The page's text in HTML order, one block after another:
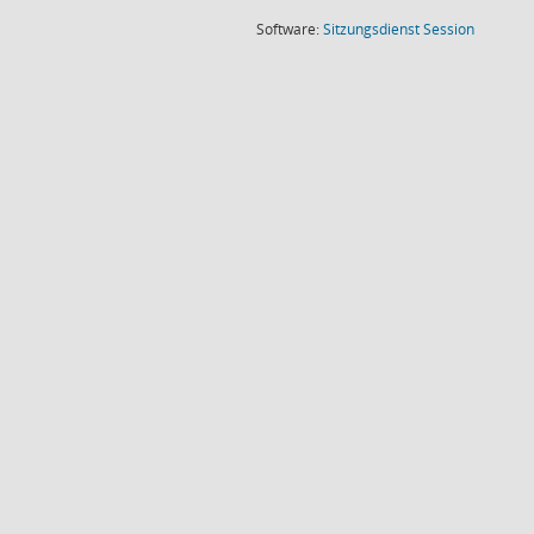
Software:SitzungsdienstSession(Wird in